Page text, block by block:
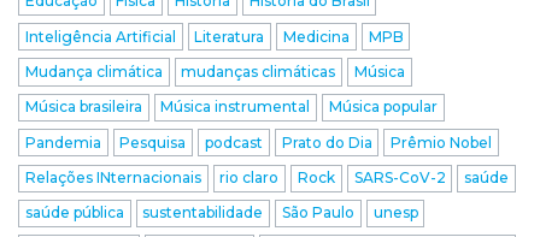
Inteligência Artificial
Literatura Medicina
MPB
Mudança climática
mudanças climáticas
Música
Música brasileira
Música instrumental
Música popular
Pandemia
Pesquisa podcast Prato do Dia
Prêmio Nobel
Relações INternacionais
rio claro Rock SARS-CoV-2
saúde
saúde pública
sustentabilidade São Paulo
unesp